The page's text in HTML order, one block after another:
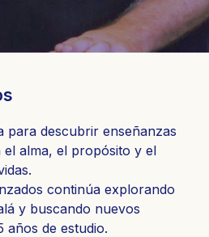
para descubrir enseñanzas
alma, el propósito y el
continúa explorando
y buscando nuevos
años de estudio.